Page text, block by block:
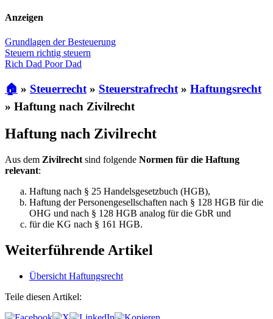
Anzeigen
Grundlagen der Besteuerung
Steuern richtig steuern
Rich Dad Poor Dad
🏠 » Steuerrecht» Steuerstrafrecht» Haftungsrecht
» Haftung nach Zivilrecht
Haftung nach Zivilrecht
Aus dem Zivilrecht sind folgende Normen für die Haftung
relevant:
Haftung nach § 25 Handelsgesetzbuch (HGB),
Haftung der Personengesellschaften nach § 128 HGB für die
OHG und nach § 128 HGB analog für die GbR und
für die KG nach § 161 HGB.
Weiterführende Artikel
Übersicht Haftungsrecht
Teile diesen Artikel: